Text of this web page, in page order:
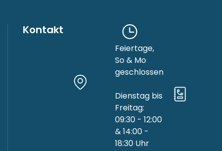
Kontakt
Feiertage,
So & Mo
geschlossen
Dienstag bis
Freitag:
09:30 - 12:00
& 14:00 -
18:30 Uhr